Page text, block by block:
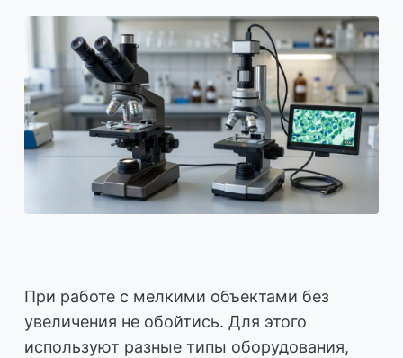
При работе с мелкими объектами без
увеличения не обойтись. Для этого
используют разные типы оборудования,